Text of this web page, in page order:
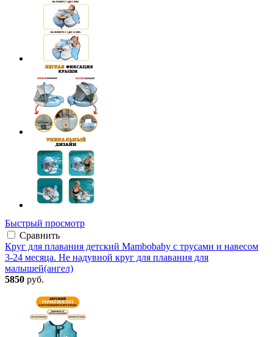
Быстрый просмотр
Сравнить
Круг для плавания детский Mambobaby с трусами и навесом
3-24 месяца. Не надувной круг для плавания для
малышей(ангел)
5850 руб.